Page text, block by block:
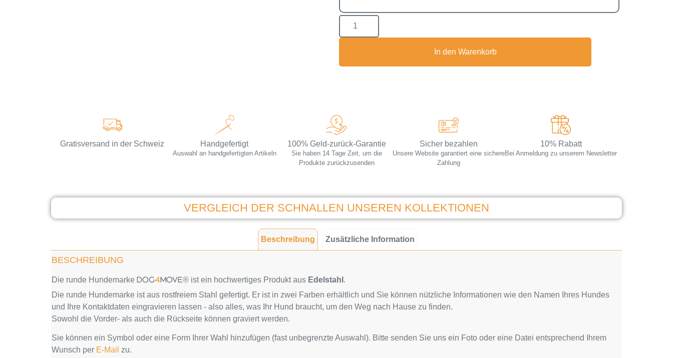
In den Warenkorb
Gratisversand in der Schweiz Handgefertigt
Auswahl an handgefertigten Artikeln
100% Geld-zurück-Garantie
Sie haben 14 Tage Zeit, um die
Produkte zurückzusenden
Sicher bezahlen
Unsere Website garantiert eine sichere
Zahlung
10% Rabatt
Bei Anmeldung zu unserem Newsletter
VERGLEICH DER SCHNALLEN UNSEREN KOLLEKTIONEN
Beschreibung Zusätzliche Information
BESCHREIBUNG
Die runde Hundemarke DOG4MOVE® ist ein hochwertiges Produkt aus Edelstahl .
Die runde Hundemarke ist aus rostfreiem Stahl gefertigt. Er ist in zwei Farben erhältlich und Sie können nützliche Informationen wie den Namen Ihres Hundes
und Ihre Kontaktdaten eingravieren lassen - also alles, was Ihr Hund braucht, um den Weg nach Hause zu finden.
Sowohl die Vorder- als auch die Rückseite können graviert werden.
Sie können ein Symbol oder eine Form Ihrer Wahl hinzufügen (fast unbegrenzte Auswahl). Bitte senden Sie uns ein Foto oder eine Datei entsprechend Ihrem
Wunsch per E-Mail zu.